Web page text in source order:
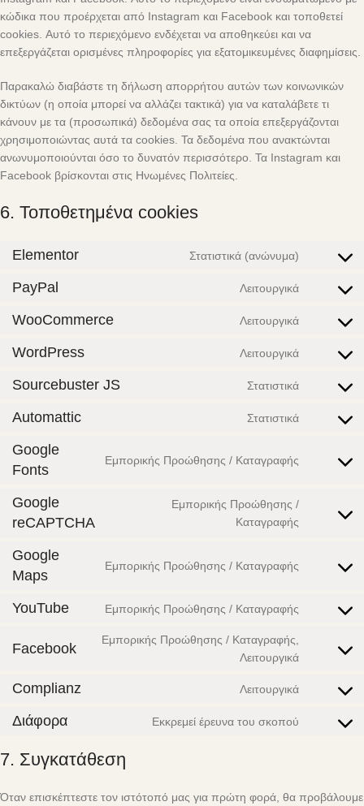
κώδικα που προέρχεται από Instagram και Facebook και τοποθετεί
cookies. Αυτό το περιεχόμενο ενδέχεται να αποθηκεύει και να
επεξεργάζεται ορισμένες πληροφορίες για εξατομικευμένες διαφημίσεις.
Παρακαλώ διαβάστε τη δήλωση απορρήτου αυτών των κοινωνικών
δικτύων (η οποία μπορεί να αλλάζει τακτικά) για να καταλάβετε τι
κάνουν με τα (προσωπικά) δεδομένα σας τα οποία επεξεργάζονται
χρησιμοποιώντας αυτά τα cookies. Τα δεδομένα που ανακτώνται
ανωνυμοποιούνται όσο το δυνατόν περισσότερο. Τα Instagram και
Facebook βρίσκονται στις Ηνωμένες Πολιτείες.
6. Τοποθετημένα cookies
Elementor Στατιστικά (ανώνυμα)
PayPal Λειτουργικά
WooCommerce Λειτουργικά
WordPress Λειτουργικά
Sourcebuster JS Στατιστικά
Automattic Στατιστικά
Google
Fonts
Εμπορικής Προώθησης / Καταγραφής
Google
reCAPTCHA
Εμπορικής Προώθησης /
Καταγραφής
Google
Maps
Εμπορικής Προώθησης / Καταγραφής
YouTube Εμπορικής Προώθησης / Καταγραφής
Facebook
Εμπορικής Προώθησης / Καταγραφής,
Λειτουργικά
Complianz Λειτουργικά
Διάφορα Εκκρεμεί έρευνα του σκοπού
7. Συγκατάθεση
Όταν επισκέπτεστε τον ιστότοπό μας για πρώτη φορά, θα προβάλουμε